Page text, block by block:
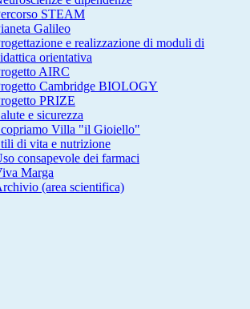
STEAM
Galileo
e realizzazione di moduli di
orientativa
AIRC
Cambridge BIOLOGY
PRIZE
e sicurezza
Villa "il Gioiello"
di vita e nutrizione
consapevole dei farmaci
Marga
(area scientifica)